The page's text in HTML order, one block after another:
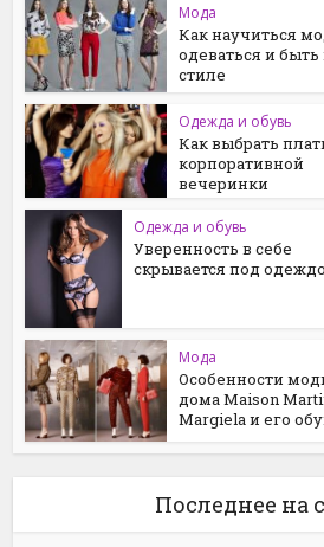
Мода
Как научиться
одеваться и быть
стиле
Одежда и обувь
Как выбрать
корпоративной
вечеринки
Одежда и обувь
Уверенность в себе
скрывается под
Мода
Особенности
дома Maison
Margiela и его
Последнее на